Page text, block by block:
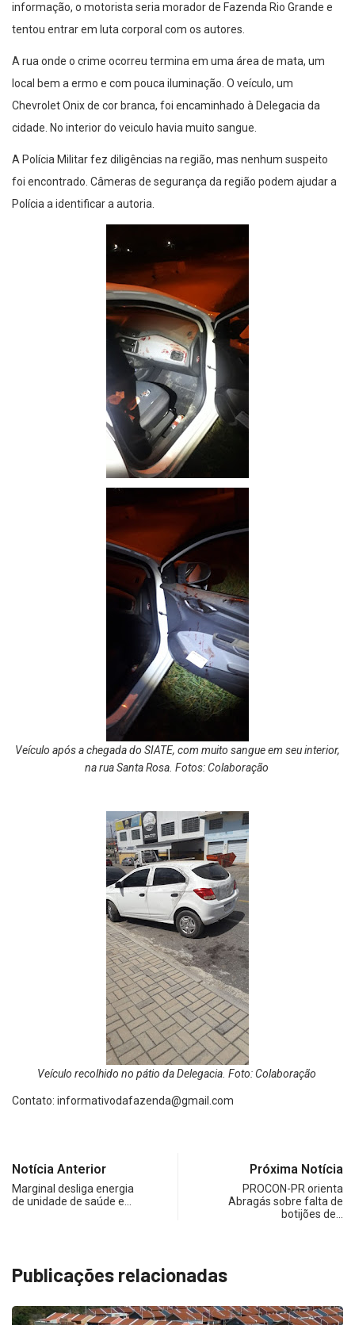
informação, o motorista seria morador de Fazenda Rio Grande e
tentou entrar em luta corporal com os autores.
A rua onde o crime ocorreu termina em uma área de mata, um
local bem a ermo e com pouca iluminação. O veículo, um
Chevrolet Onix de cor branca, foi encaminhado à Delegacia da
cidade. No interior do veiculo havia muito sangue.
A Polícia Militar fez diligências na região, mas nenhum suspeito
foi encontrado. Câmeras de segurança da região podem ajudar a
Polícia a identificar a autoria.
Veículo após a chegada do SIATE, com muito sangue em seu interior,
na rua Santa Rosa. Fotos: Colaboração
Veículo recolhido no pátio da Delegacia. Foto: Colaboração
Contato: informativodafazenda@gmail.com
Notícia Anterior
Marginal desliga energia
de unidade de saúde e…
Próxima Notícia
PROCON-PR orienta
Abragás sobre falta de
botijões de…
Publicações relacionadas